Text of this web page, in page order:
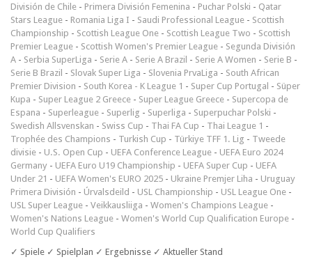
División de Chile - Primera División Femenina - Puchar Polski - Qatar
Stars League - Romania Liga I - Saudi Professional League - Scottish
Championship - Scottish League One - Scottish League Two - Scottish
Premier League - Scottish Women's Premier League - Segunda División
A - Serbia SuperLiga - Serie A - Serie A Brazil - Serie A Women - Serie B -
Serie B Brazil - Slovak Super Liga - Slovenia PrvaLiga - South African
Premier Division - South Korea - K League 1 - Super Cup Portugal - Süper
Kupa - Super League 2 Greece - Super League Greece - Supercopa de
Espana - Superleague - Superlig - Superliga - Superpuchar Polski -
Swedish Allsvenskan - Swiss Cup - Thai FA Cup - Thai League 1 -
Trophée des Champions - Turkish Cup - Türkiye TFF 1. Lig - Tweede
divisie - U.S. Open Cup - UEFA Conference League - UEFA Euro 2024
Germany - UEFA Euro U19 Championship - UEFA Super Cup - UEFA
Under 21 - UEFA Women's EURO 2025 - Ukraine Premjer Liha - Uruguay
Primera División - Úrvalsdeild - USL Championship - USL League One -
USL Super League - Veikkausliiga - Women's Champions League -
Women's Nations League - Women's World Cup Qualification Europe -
World Cup Qualifiers
✓ Spiele ✓ Spielplan ✓ Ergebnisse ✓ Aktueller Stand